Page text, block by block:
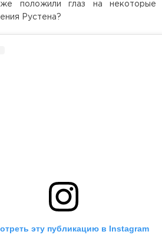
положили глаз на некоторые
Рустена?
эту публикацию в Instagram